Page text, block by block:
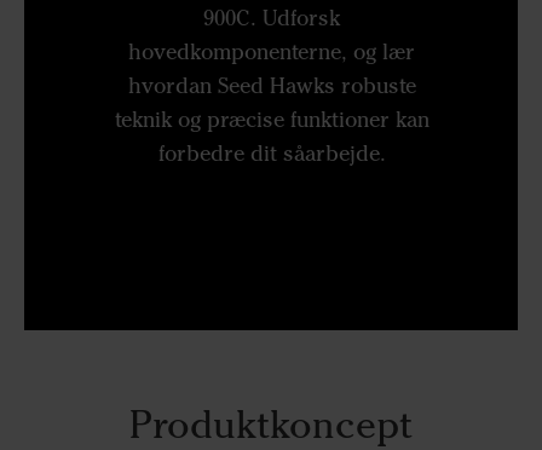
900C. Udforsk
hovedkomponenterne, og lær
hvordan Seed Hawks robuste
teknik og præcise funktioner kan
forbedre dit såarbejde.
Produktkoncept